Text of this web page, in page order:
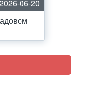
2026-06-20